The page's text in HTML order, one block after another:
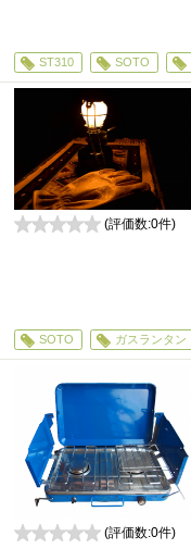
ST310 SOTO
(評価数:0件)
SOTO ガスランタン
(評価数:0件)